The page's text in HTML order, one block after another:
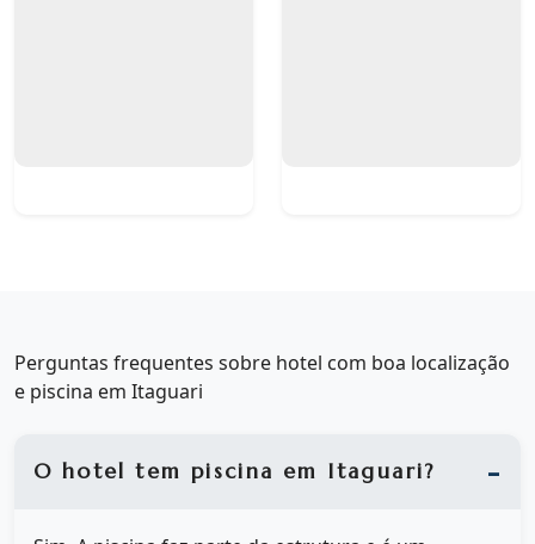
Perguntas frequentes sobre hotel com boa localização
e piscina em Itaguari
O hotel tem piscina em Itaguari?